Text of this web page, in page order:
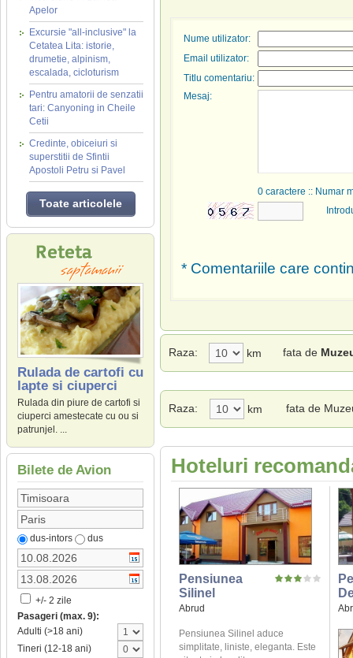
Apelor
Excursie "all-inclusive" la
Cetatea Lita: istorie,
drumetie, alpinism,
escalada, cicloturism
Pentru amatorii de senzatii
tari: Canyoning in Cheile
Cetii
Credinte, obiceiuri si
superstitii de Sfintii
Apostoli Petru si Pavel
Toate articolele
Rulada de cartofi cu
lapte si ciuperci
Rulada din piure de cartofi si
ciuperci amestecate cu ou si
patrunjel. ...
Bilete de Avion
dus-intors dus
+/- 2 zile
Pasageri (max. 9):
Adulti (>18 ani)
Tineri (12-18 ani)
Nume utilizator:
Email utilizator:
Titlu comentariu:
Mesaj:
0 caractere :: Numar
* Comentariile care
Raza: km fata de
Raza: km fata de
Hoteluri
Pensiunea
Silinel
Abrud
Pensiunea Silinel aduce
simplitate, liniste, eleganta. Este